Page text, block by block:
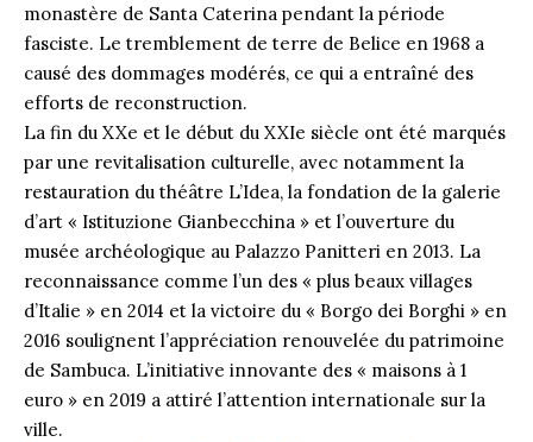
monastère de Santa Caterina pendant la période
fasciste. Le tremblement de terre de Belice en 1968 a
causé des dommages modérés, ce qui a entraîné des
efforts de reconstruction.
La fin du XXe et le début du XXIe siècle ont été marqués
par une revitalisation culturelle, avec notamment la
restauration du théâtre L’Idea, la fondation de la galerie
d’art « Istituzione Gianbecchina » et l’ouverture du
musée archéologique au Palazzo Panitteri en 2013. La
reconnaissance comme l’un des « plus beaux villages
d’Italie » en 2014 et la victoire du « Borgo dei Borghi » en
2016 soulignent l’appréciation renouvelée du patrimoine
de Sambuca. L’initiative innovante des « maisons à 1
euro » en 2019 a attiré l’attention internationale sur la
ville.